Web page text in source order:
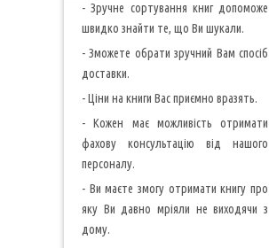
- Зручне сортування книг допоможе
швидко знайти те, що Ви шукали.
- Зможете обрати зручний Вам спосіб
доставки.
- Ціни на книги Вас приємно вразять.
- Кожен має можливість отримати
фахову консультацію від нашого
персоналу.
- Ви маєте змогу отримати книгу про
яку Ви давно мріяли не виходячи з
дому.